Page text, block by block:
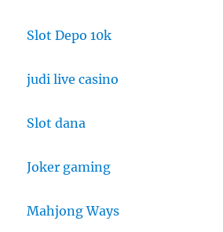
Slot Depo 10k
judi live casino
Slot dana
Joker gaming
Mahjong Ways